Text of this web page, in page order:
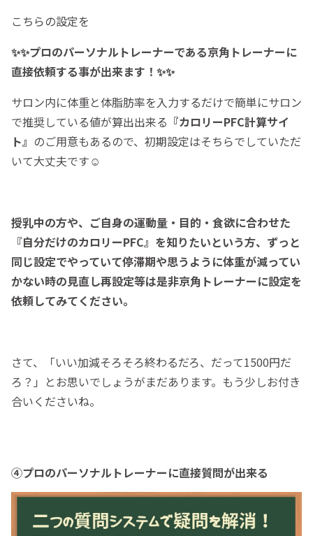
こちらの設定を
✨✨プロのパーソナルトレーナーである京角トレーナーに
直接依頼する事が出来ます！✨✨
サロン内に体重と体脂肪率を入力するだけで簡単にサロン
で推奨している値が算出出来る 『カロリーPFC計算サイ
ト』 のご用意もあるので、初期設定はそちらでしていただ
いて大丈夫です☺️
授乳中の方や、ご自身の運動量・目的・食欲に合わせた
『自分だけのカロリーPFC』を知りたいという方、ずっと
同じ設定でやっていて停滞期や思うように体重が減ってい
かない時の見直し再設定等は是非京角トレーナーに設定を
依頼してみてください。
さて、「いい加減そろそろ終わるだろ、だって1500円だ
ろ？」とお思いでしょうがまだあります。もう少しお付き
合いくださいね。
④プロのパーソナルトレーナーに直接質問が出来る